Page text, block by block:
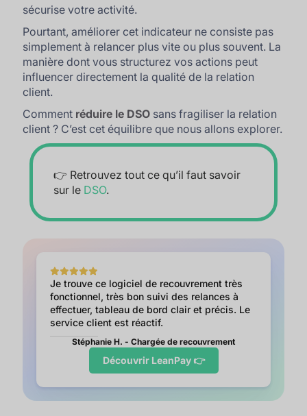
sécurise votre activité.
Pourtant, améliorer cet indicateur ne consiste pas
simplement à relancer plus vite ou plus souvent. La
manière dont vous structurez vos actions peut
influencer directement la qualité de la relation
client.
Comment réduire le DSO sans fragiliser la relation
client ? C’est cet équilibre que nous allons explorer.
👉 Retrouvez tout ce qu’il faut savoir
sur le DSO.
Je trouve ce logiciel de recouvrement très
fonctionnel, très bon suivi des relances à
effectuer, tableau de bord clair et précis. Le
service client est réactif.
Stéphanie H. - Chargée de recouvrement
Découvrir LeanPay 👉